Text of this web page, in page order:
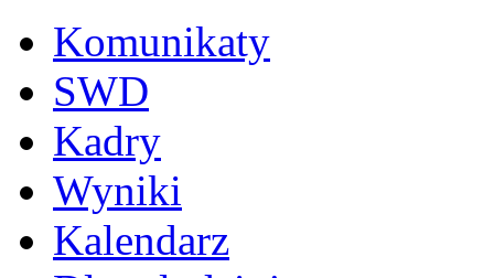
Komunikaty
SWD
Kadry
Wyniki
Kalendarz